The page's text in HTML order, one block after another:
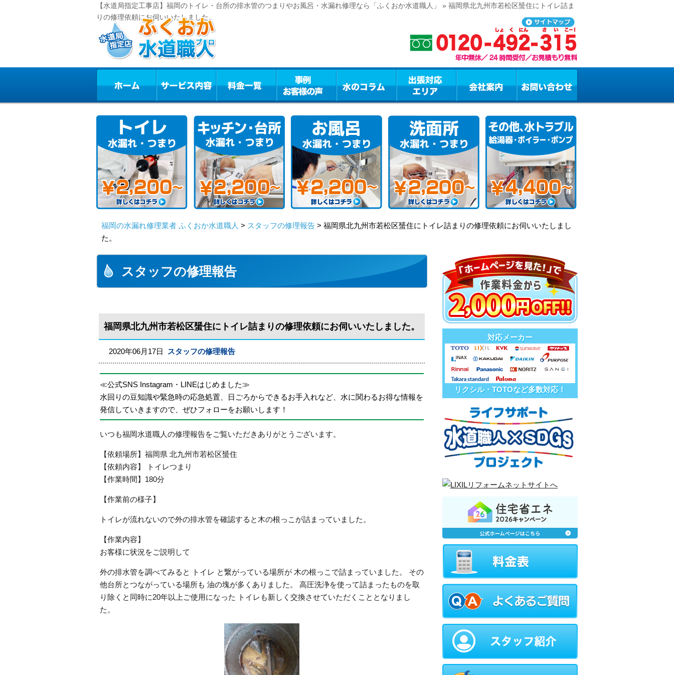
【水道局指定工事店】福岡のトイレ・台所の排水管のつまりやお風呂・水漏れ修理なら「ふくおか水道職人」 » 福岡県北九州市若松区蜑住にトイレ詰ま
りの修理依頼にお伺いいたしました。
福岡の水漏れ修理業者 ふくおか水道職人 > スタッフの修理報告 > 福岡県北九州市若松区蜑住にトイレ詰まりの修理依頼にお伺いいたしまし
た。
スタッフの修理報告
福岡県北九州市若松区蜑住にトイレ詰まりの修理依頼にお伺いいたしました。
2020年06月17日 スタッフの修理報告
≪公式SNS Instagram・LINEはじめました≫
水回りの豆知識や緊急時の応急処置、日ごろからできるお手入れなど、水に関わるお得な情報を
発信していきますので、ぜひフォローをお願いします！
いつも福岡水道職人の修理報告をご覧いただきありがとうございます。
【依頼場所】福岡県 北九州市若松区蜑住
【依頼内容】 トイレつまり
【作業時間】180分
【作業前の様子】
トイレが流れないので外の排水管を確認すると木の根っこが詰まっていました。
【作業内容】
お客様に状況をご説明して
外の排水管を調べてみると トイレ と繋がっている場所が 木の根っこで詰まっていました。 その
他台所とつながっている場所も 油の塊が多くありました。 高圧洗浄を使って詰まったものを取
り除くと同時に20年以上ご使用になった トイレも新しく交換させていただくこととなりまし
た。
対応メーカー
リクシル・TOTOなど多数対応！